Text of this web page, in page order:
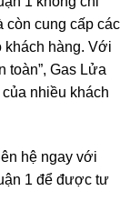
còn cung cấp các
khách hàng. Với
toàn”, Gas Lửa
nhiều khách
hệ ngay với
1 để được tư